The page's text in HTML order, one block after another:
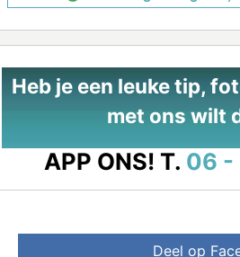
Heb je een leuke tip,
met ons wilt
APP ONS! T. 06 -
Deel op